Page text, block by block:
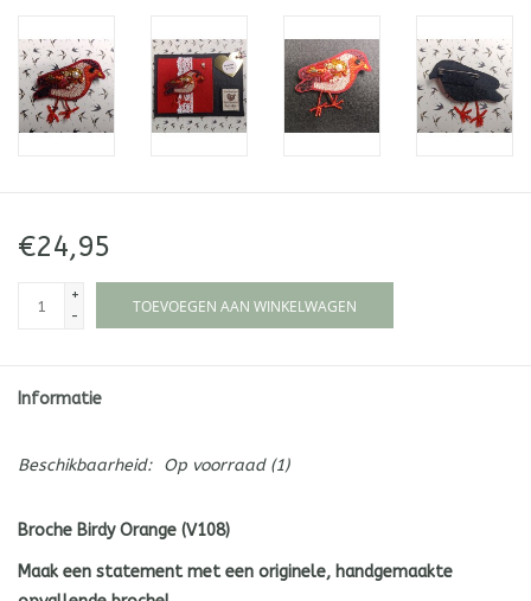
€24,95
+
-
TOEVOEGEN AAN WINKELWAGEN
Informatie
Beschikbaarheid: Op voorraad(1)
Broche Birdy Orange (V108)
Maak een statement met een originele, handgemaakte